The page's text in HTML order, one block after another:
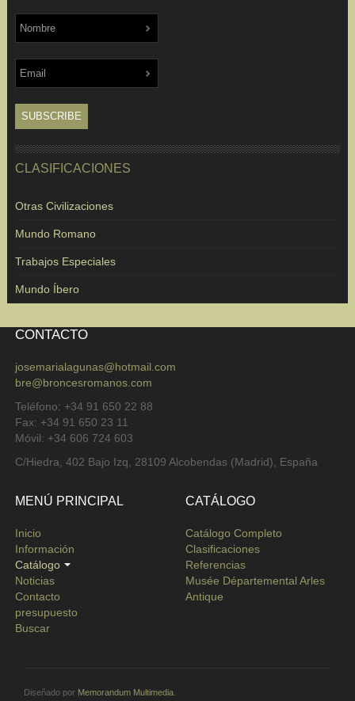
CLASIFICACIONES
Otras Civilizaciones
Mundo Romano
Trabajos Especiales
Mundo Íbero
CONTACTO
josemarialagunas@hotmail.com
bre@broncesromanos.com
Teléfono: +34 91 650 22 88
Fax: +34 91 650 23 11
Móvil: +34 606 724 603
C/Hiedra, 402 Bajo Izq, 28109 Alcobendas (Madrid), España
MENÚ PRINCIPAL
Inicio
Información
Catálogo
Noticias
Contacto
presupuesto
Buscar
CATÁLOGO
Catálogo Completo
Clasificaciones
Referencias
Musée Départemental Arles
Antique
Diseñado por Memorandum Multimedia